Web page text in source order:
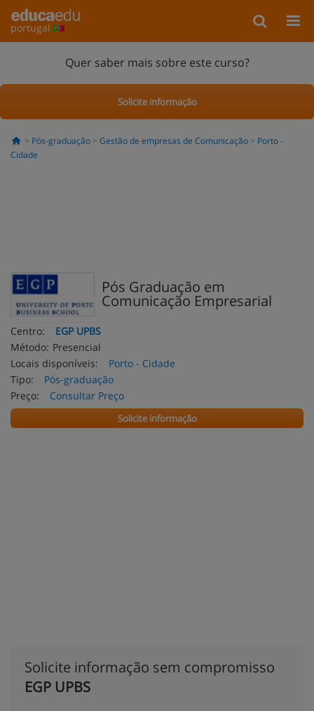
portugal
Quer saber mais sobre este curso?
Solicite informação
Pós-graduação Gestão de empresas de Comunicação
Porto -
Cidade
Pós Graduação em
Comunicação Empresarial
Centro:
EGP UPBS
Método: Presencial
Locais disponíveis:
Porto - Cidade
Tipo:
Pós-graduação
Preço:
Consultar Preço
Solicite informação
Solicite informação sem compromisso
EGP UPBS